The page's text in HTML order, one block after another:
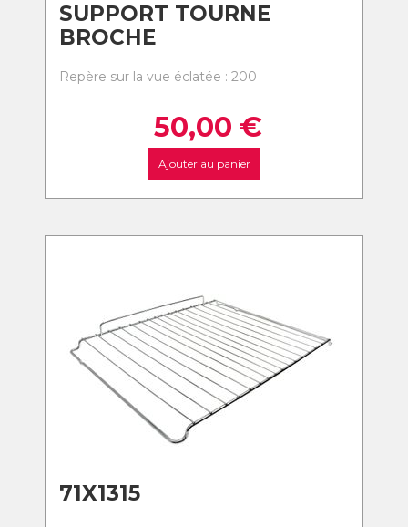
SUPPORT TOURNE
BROCHE
Repère sur la vue éclatée : 200
50,00 €
Ajouter au panier
71X1315